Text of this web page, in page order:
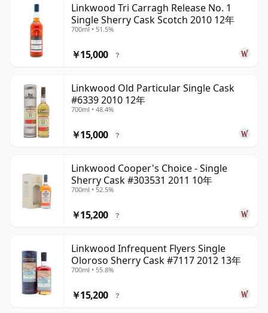
Linkwood Tri Carragh Release No. 1
Single Sherry Cask Scotch 2010 12年
700ml • 51.5%
￥15,000 ?
Linkwood Old Particular Single Cask
#6339 2010 12年
700ml • 48.4%
￥15,000 ?
Linkwood Cooper's Choice - Single
Sherry Cask #303531 2011 10年
700ml • 52.5%
￥15,200 ?
Linkwood Infrequent Flyers Single
Oloroso Sherry Cask #7117 2012 13年
700ml • 55.8%
￥15,200 ?